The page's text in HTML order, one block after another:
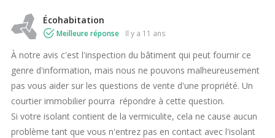
Écohabitation
Meilleure réponse il y a 11 ans
À notre avis c'est l'inspection du bâtiment qui peut fournir ce
genre d'information, mais nous ne pouvons malheureusement
pas vous aider sur les questions de vente d'une propriété. Un
courtier immobilier pourra répondre à cette question.
Si votre isolant contient de la vermiculite, cela ne cause aucun
problème tant que vous n'entrez pas en contact avec l'isolant